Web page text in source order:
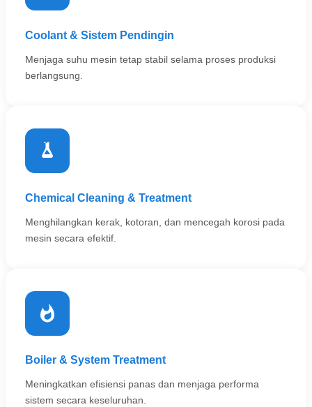
Coolant & Sistem Pendingin
Menjaga suhu mesin tetap stabil selama proses produksi
berlangsung.
Chemical Cleaning & Treatment
Menghilangkan kerak, kotoran, dan mencegah korosi pada
mesin secara efektif.
Boiler & System Treatment
Meningkatkan efisiensi panas dan menjaga performa
sistem secara keseluruhan.